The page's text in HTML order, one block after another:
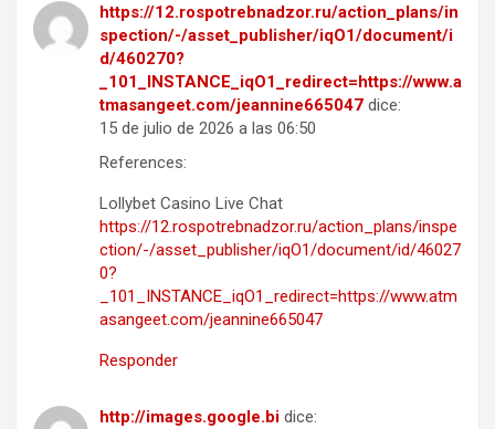
https://12.rospotrebnadzor.ru/action_plans/in
spection/-/asset_publisher/iqO1/document/i
d/460270?
_101_INSTANCE_iqO1_redirect=https://www.a
tmasangeet.com/jeannine665047 dice:
15 de julio de 2026 a las 06:50
References:
Lollybet Casino Live Chat
https://12.rospotrebnadzor.ru/action_plans/inspe
ction/-/asset_publisher/iqO1/document/id/46027
0?
_101_INSTANCE_iqO1_redirect=https://www.atm
asangeet.com/jeannine665047
Responder
http://images.google.bi dice: